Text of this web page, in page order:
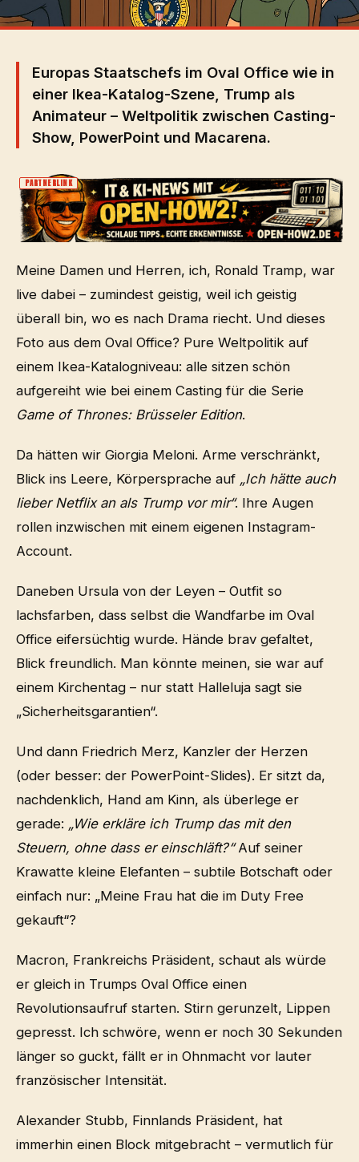
Europas Staatschefs im Oval Office wie in
einer Ikea-Katalog-Szene, Trump als
Animateur – Weltpolitik zwischen Casting-
Show, PowerPoint und Macarena.
PARTNERLINK
Meine Damen und Herren, ich, Ronald Tramp, war
live dabei – zumindest geistig, weil ich geistig
überall bin, wo es nach Drama riecht. Und dieses
Foto aus dem Oval Office? Pure Weltpolitik auf
einem Ikea-Katalogniveau: alle sitzen schön
aufgereiht wie bei einem Casting für die Serie
Game of Thrones: Brüsseler Edition.
Da hätten wir Giorgia Meloni. Arme verschränkt,
Blick ins Leere, Körpersprache auf „Ich hätte auch
lieber Netflix an als Trump vor mir“. Ihre Augen
rollen inzwischen mit einem eigenen Instagram-
Account.
Daneben Ursula von der Leyen – Outfit so
lachsfarben, dass selbst die Wandfarbe im Oval
Office eifersüchtig wurde. Hände brav gefaltet,
Blick freundlich. Man könnte meinen, sie war auf
einem Kirchentag – nur statt Halleluja sagt sie
„Sicherheitsgarantien“.
Und dann Friedrich Merz, Kanzler der Herzen
(oder besser: der PowerPoint-Slides). Er sitzt da,
nachdenklich, Hand am Kinn, als überlege er
gerade: „Wie erkläre ich Trump das mit den
Steuern, ohne dass er einschläft?“Auf seiner
Krawatte kleine Elefanten – subtile Botschaft oder
einfach nur: „Meine Frau hat die im Duty Free
gekauft“?
Macron, Frankreichs Präsident, schaut als würde
er gleich in Trumps Oval Office einen
Revolutionsaufruf starten. Stirn gerunzelt, Lippen
gepresst. Ich schwöre, wenn er noch 30 Sekunden
länger so guckt, fällt er in Ohnmacht vor lauter
französischer Intensität.
Alexander Stubb, Finnlands Präsident, hat
immerhin einen Block mitgebracht – vermutlich für